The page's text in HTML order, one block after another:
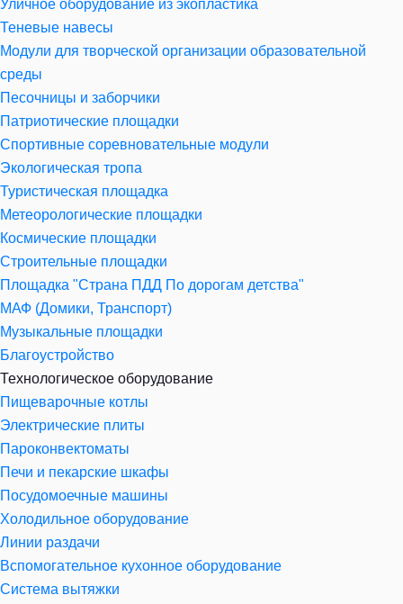
Уличное оборудование из экопластика
Теневые навесы
Модули для творческой организации образовательной
среды
Песочницы и заборчики
Патриотические площадки
Спортивные соревновательные модули
Экологическая тропа
Туристическая площадка
Метеорологические площадки
Космические площадки
Строительные площадки
Площадка "Страна ПДД По дорогам детства"
МАФ (Домики, Транспорт)
Музыкальные площадки
Благоустройство
Технологическое оборудование
Пищеварочные котлы
Электрические плиты
Пароконвектоматы
Печи и пекарские шкафы
Посудомоечные машины
Холодильное оборудование
Линии раздачи
Вспомогательное кухонное оборудование
Система вытяжки